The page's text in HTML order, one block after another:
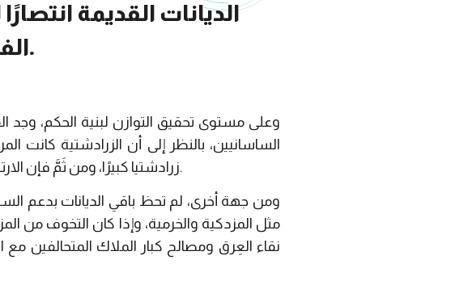
الديانات القديمة
الفارسي.
وعلى مستوى تحقيق التوازن لبنية الحكم،
الساسانيين، بالنظر إلى أن الزرادشتية كانت
زرادشتيا كبيرًا، ومن ثَمَّ فإن الارتباط بالزرادشتية كان بمنزلة صك لإضفاء الشرعية على أي حاكم ساساني جديد.
ومن جهة أخرى، لم تحظ باقي الديانات بدعم
مثل المزدكية والخرمية، وإذا كان التخوف من
نقاء العِرق ومصالح كبار الملاك المتحالفين